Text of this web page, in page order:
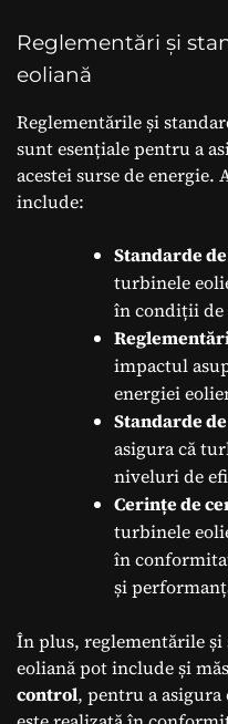
Reglementări și
eoliană
Reglementările și
sunt esențiale pentru a
acestei surse de energie.
include:
Standarde
turbinele
în condiții de
impactul
energiei
Standarde
asigura că
niveluri de
Cerințe de
turbinele
în
și
În plus, reglementările
eoliană pot include și
control, pentru a asigura